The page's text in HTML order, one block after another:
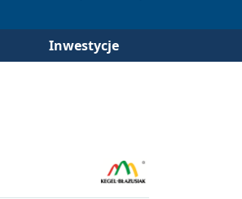
Inwestycje